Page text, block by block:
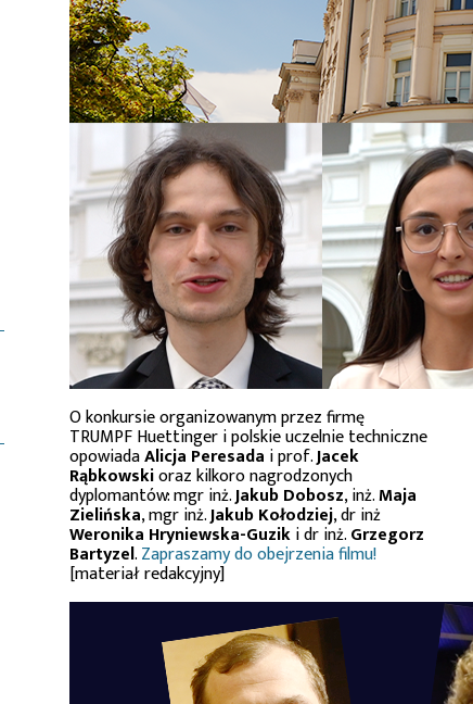
O konkursie organizowanym przez firmę
TRUMPF Huettinger i polskie uczelnie techniczne
opowiadaAlicja Peresada i prof.Jacek
Rąbkowskioraz kilkoro nagrodzonych
dyplomantów: mgr inż.Jakub Dobosz, inż.Maja
Zielińska, mgr inż.Jakub Kołodziej, dr inż
Weronika Hryniewska-Guziki dr inż.Grzegorz
Bartyzel.Zapraszamy do obejrzenia filmu!
[materiał redakcyjny]